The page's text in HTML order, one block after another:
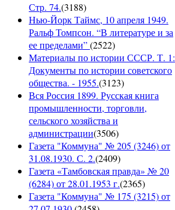
Стр. 74.(3188)
Нью-Йорк Таймс, 10 апреля 1949.
Ральф Томпсон. “В литературе и за
ее пределами”(2522)
Материалы по истории СССР. Т. 1:
Документы по истории советского
общества. - 1955.(3123)
Вся Россия 1899. Русская книга
промышленности, торговли,
сельского хозяйства и
администрации(3506)
Газета "Коммуна" № 205 (3246) от
31.08.1930. С. 2.(2409)
Газета «Тамбовская правда» № 20
(6284) от 28.01.1953 г.(2365)
Газета "Коммуна" № 175 (3215) от